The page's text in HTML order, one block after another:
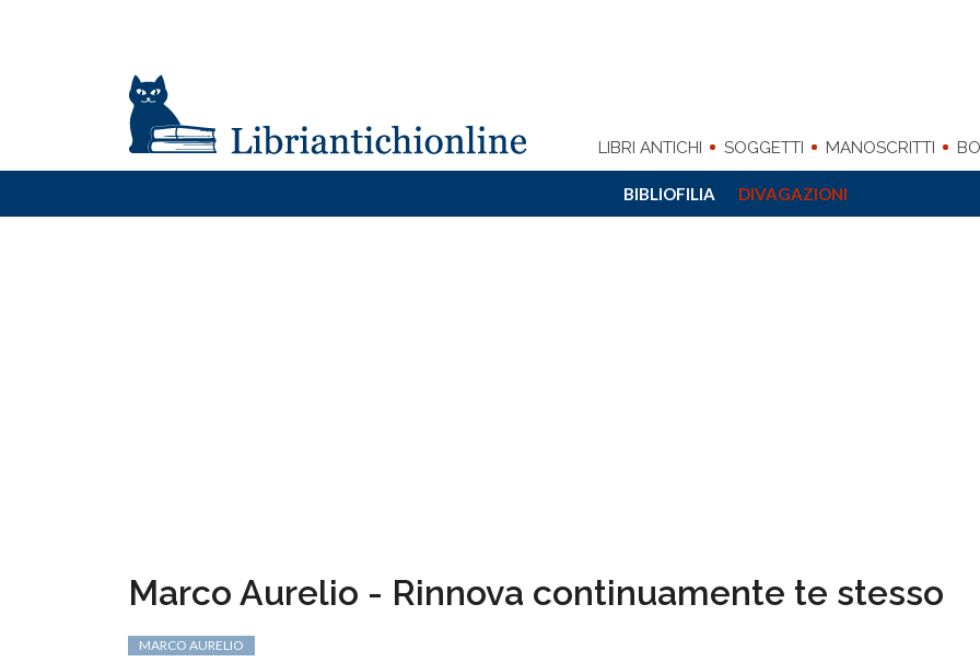
LIBRI ANTICHI SOGGETTI MANOSCRITTI
BIBLIOFILIA DIVAGAZIONI
Marco Aurelio - Rinnova continuamente te stesso
MARCO AURELIO